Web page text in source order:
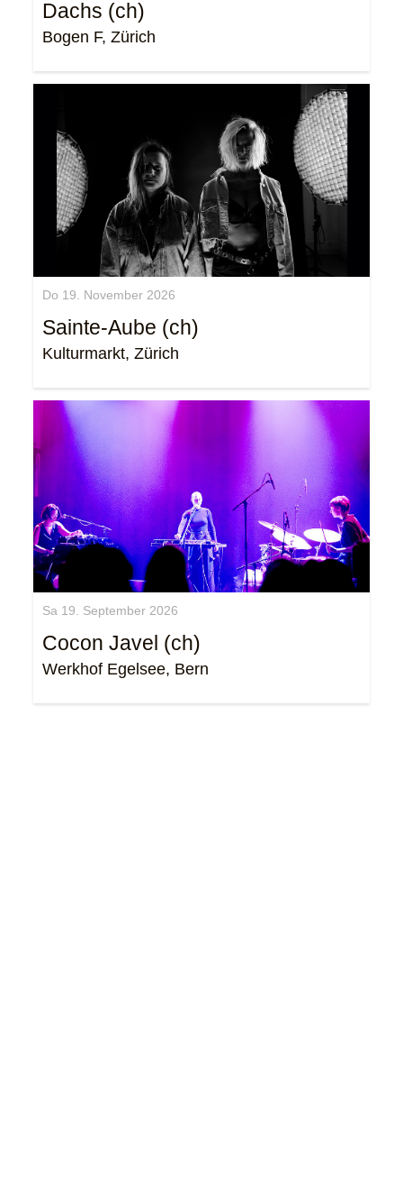
Dachs (ch)
Bogen F, Zürich
Do 19. November 2026
Sainte-Aube (ch)
Kulturmarkt, Zürich
Sa 19. September 2026
Cocon Javel (ch)
Werkhof Egelsee, Bern